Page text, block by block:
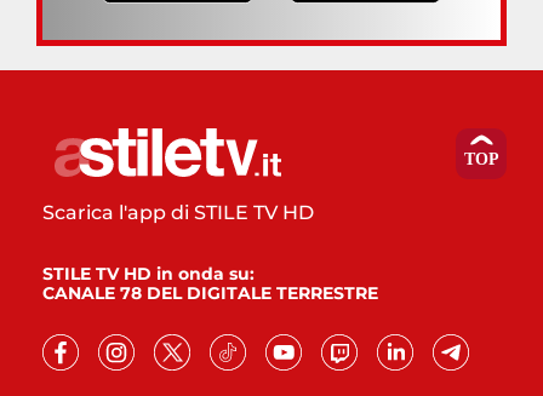
Scarica l'app di STILE TV HD
STILE TV HD in onda su:
CANALE 78 DEL DIGITALE TERRESTRE